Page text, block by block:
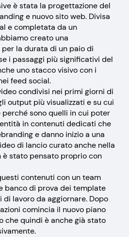
è stata la progettazione del
e nuovo sito web. Divisa
e completata da un
creato una
la durata di un paio di
i passaggi più significativi del
uno stacco visivo con i
feed social.
condivisi nei primi giorni di
output più visualizzati e su cui
perché sono quelli in cui poter
in contenuti dedicati che
e danno inizio a una
di lancio curato anche nella
è stato pensato proprio con
contenuti con un team
banco di prova dei template
lavoro da aggiornare. Dopo
comincia il nuovo piano
che quindi è anche già stato